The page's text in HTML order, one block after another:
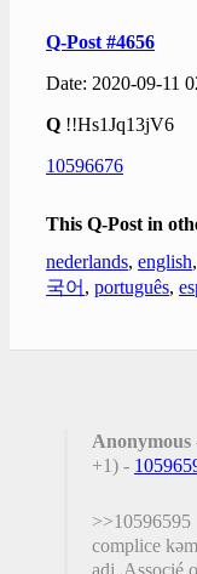
Q-Post #4656
Date: 2020-09-11
Q !!Hs1Jq13jV6
10596676
This Q-Post in
nederlands, english,
국어 , português,
Anonymous
+1) -
>>10596595
complice